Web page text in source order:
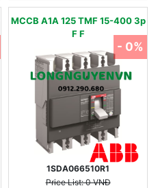
MCCB A1A 125 TMF 15-400 3p
F F
1SDA066510R1
Price List: 0 VNĐ
- 0%